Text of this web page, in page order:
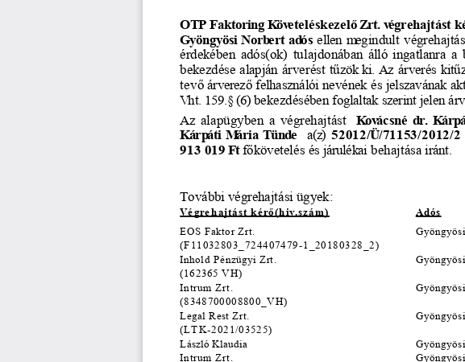
OTP Faktoring Követeléskezelő Zrt. végrehajtást
Gyöngyösi Norbert adós ellen megindult
érdekében adós(ok) tulajdonában álló ingatlanra a
bekezdése alapján árverést tűzök ki. Az árverés kitű
tevő árverező felhasználói nevének és jelszavának
Vht. 159.§ (6) bekezdésében foglaltak szerint jelen
Az alapügyben a  végrehajtást Kovácsné dr.  Kárp
Kárpáti Mária Tünde a(z) 52012/Ü/71153/2012/2
913 019 Ft főkövetelés és járulékai behajtása iránt.
További végrehajtási ügyek:
Végrehajtást kérő(hiv.szám) Adós
EOS Faktor Zrt.
(F11032803_724407479-1_20180328_2)
Inhold Pénzügyi Zrt.
(162365 VH)
Intrum Zrt.
(8348700008800_VH)
Legal Rest Zrt.
(LTK-2021/03525)
László Klaudia
Intrum Zrt.